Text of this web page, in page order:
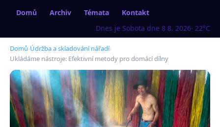
Domů Archiv Témata
Kontakt
Dnes je Sobota dne 8 8. 2026· 22°C
Domů›Údržba a skladování nářadí›
Ukládáme nástroje: Efektivní metody pro domácí dílny